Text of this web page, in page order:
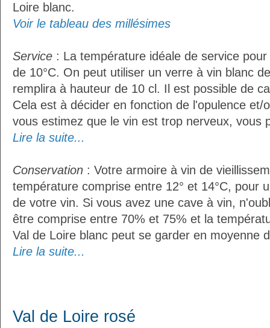
Loire blanc.
Voir le tableau des millésimes
Service : La température idéale de service
de 10°C. On peut utiliser un verre à vin blanc
remplira à hauteur de 10 cl. Il est possible de
Cela est à décider en fonction de l'opulence et/
vous estimez que le vin est trop nerveux, vous
Lire la suite...
Conservation : Votre armoire à vin de
température comprise entre 12° et 14°C, pour
de votre vin. Si vous avez une cave à vin,
être comprise entre 70% et 75% et la
Val de Loire blanc peut se garder en moyenne
Lire la suite...
Val de Loire rosé